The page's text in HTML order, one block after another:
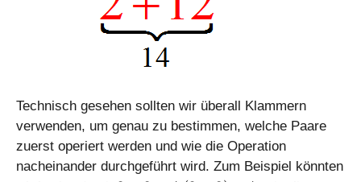
Technisch gesehen sollten wir überall Klammern
verwenden, um genau zu bestimmen, welche Paare
zuerst operiert werden und wie die Operation
nacheinander durchgeführt wird. Zum Beispiel könnten